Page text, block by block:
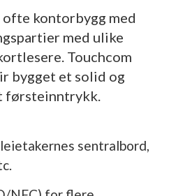
kontorbygg med
med ulike
Touchcom
bygget et solid og
førsteinntrykk.
sentralbord,